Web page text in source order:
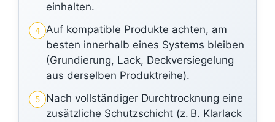
einhalten.
4
Auf kompatible Produkte achten, am
besten innerhalb eines Systems bleiben
(Grundierung, Lack, Deckversiegelung
aus derselben Produktreihe).
5
Nach vollständiger Durchtrocknung eine
zusätzliche Schutzschicht (z. B. Klarlack